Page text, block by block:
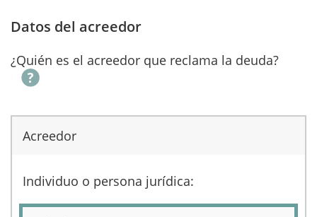
Datos del acreedor
¿Quién es el acreedor que reclama la deuda?
Acreedor
Individuo o persona jurídica: